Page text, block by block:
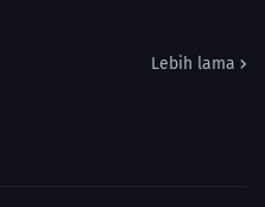
Lebih lama